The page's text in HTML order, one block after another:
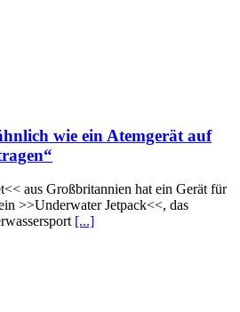
wie ein Atemgerät auf
aus Großbritannien hat ein Gerät für
>>Underwater Jetpack<<, das
[...]